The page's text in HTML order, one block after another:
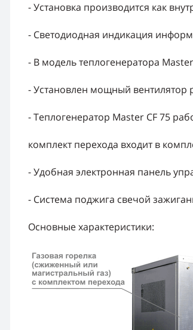
- Установка производится как
- Светодиодная индикация
- В модель теплогенератора
- Установлен мощный вентилятор
- Теплогенератор Master CF 75
комплект перехода входит в
- Удобная электронная панель
- Система поджига свечой
Основные характеристики: